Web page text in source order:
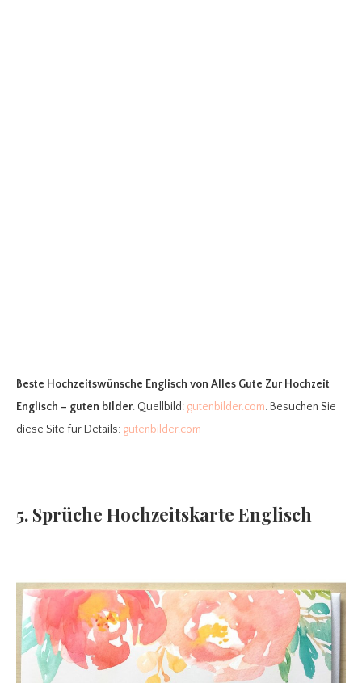
Beste Hochzeitswünsche Englisch von Alles Gute Zur Hochzeit
Englisch – guten bilder. Quellbild: gutenbilder.com. Besuchen Sie
diese Site für Details: gutenbilder.com
5. Sprüche Hochzeitskarte Englisch